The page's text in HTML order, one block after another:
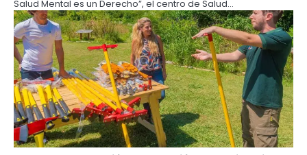
Salud Mental es un Derecho”, el centro de Salud…